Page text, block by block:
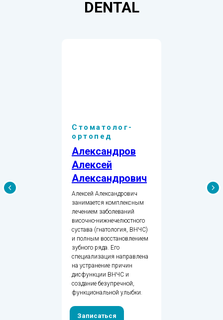
DENTAL
Стоматолог-
ортопед
Александров
Алексей
Александрович
Алексей Александрович
занимается комплексным
лечением заболеваний
височно-нижнечелюстного
сустава (гнатология, ВНЧС)
и полным восстановлением
зубного ряда. Его
специализация направлена
на устранение причин
дисфункции ВНЧС и
создание безупречной,
функциональной улыбки.
Записаться